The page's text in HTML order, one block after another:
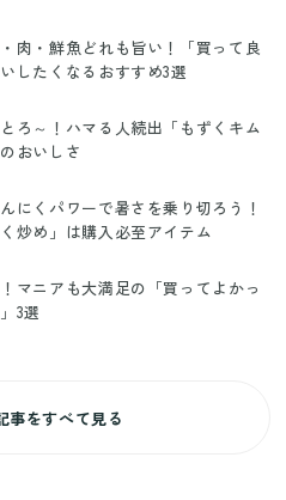
・肉・鮮魚どれも旨い！「買って良
したくなるおすすめ3選
とろ～！ハマる人続出「もずくキム
おいしさ
にくパワーで暑さを乗り切ろう！
炒め」は購入必至アイテム
マニアも大満足の「買ってよかっ
3選
事をすべて見る